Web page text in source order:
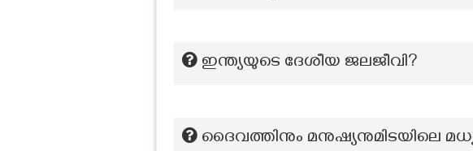
ഇന്ത്യയുടെ ദേശീയ ജലജീവി?
ദൈവത്തിനും മനുഷ്യനുമിടയിലെ